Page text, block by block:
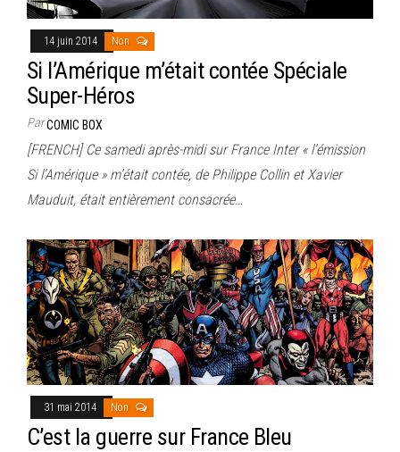
14 juin 2014 Non
Si l’Amérique m’était contée Spéciale
Super-Héros
ParCOMIC BOX
[FRENCH] Ce samedi après-midi sur France Inter « l’émission
Si l’Amérique » m’était contée, de Philippe Collin et Xavier
Mauduit, était entièrement consacrée…
31 mai 2014 Non
C’est la guerre sur France Bleu